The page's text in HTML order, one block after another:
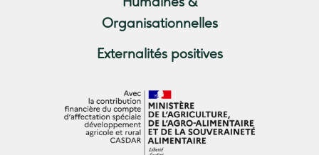
Organisationnelles
Externalités positives